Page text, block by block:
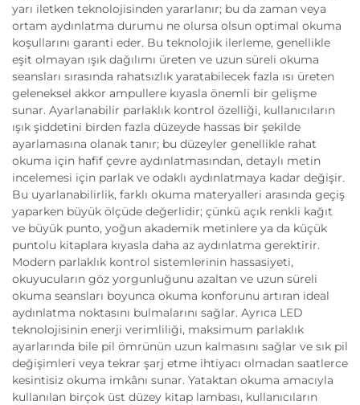
yarı iletken teknolojisinden yararlanır; bu da zaman veya
ortam aydınlatma durumu ne olursa olsun optimal okuma
koşullarını garanti eder. Bu teknolojik ilerleme, genellikle
eşit olmayan ışık dağılımı üreten ve uzun süreli okuma
seansları sırasında rahatsızlık yaratabilecek fazla ısı üreten
geleneksel akkor ampullere kıyasla önemli bir gelişme
sunar. Ayarlanabilir parlaklık kontrol özelliği, kullanıcıların
ışık şiddetini birden fazla düzeyde hassas bir şekilde
ayarlamasına olanak tanır; bu düzeyler genellikle rahat
okuma için hafif çevre aydınlatmasından, detaylı metin
incelemesi için parlak ve odaklı aydınlatmaya kadar değişir.
Bu uyarlanabilirlik, farklı okuma materyalleri arasında geçiş
yaparken büyük ölçüde değerlidir; çünkü açık renkli kağıt
ve büyük punto, yoğun akademik metinlere ya da küçük
puntolu kitaplara kıyasla daha az aydınlatma gerektirir.
Modern parlaklık kontrol sistemlerinin hassasiyeti,
okuyucuların göz yorgunluğunu azaltan ve uzun süreli
okuma seansları boyunca okuma konforunu artıran ideal
aydınlatma noktasını bulmalarını sağlar. Ayrıca LED
teknolojisinin enerji verimliliği, maksimum parlaklık
ayarlarında bile pil ömrünün uzun kalmasını sağlar ve sık pil
değişimleri veya tekrar şarj etme ihtiyacı olmadan saatlerce
kesintisiz okuma imkânı sunar. Yataktan okuma amacıyla
kullanılan birçok üst düzey kitap lambası, kullanıcıların